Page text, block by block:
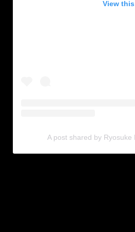
View
A post shared by